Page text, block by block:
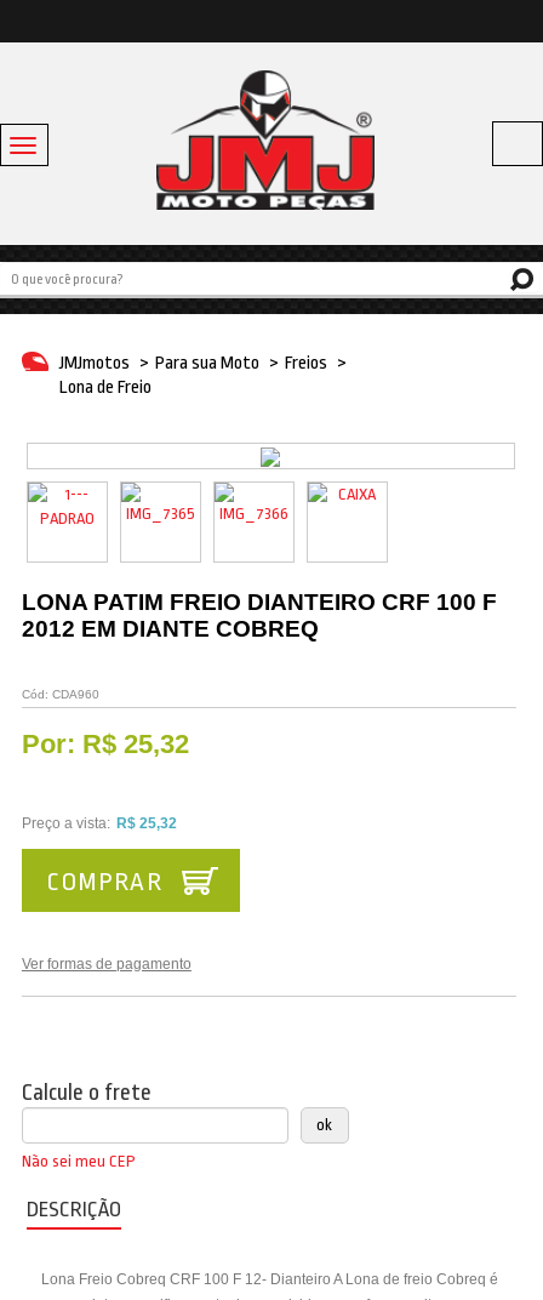
Toggle
navigation
Baús e Bagageiros
Capacetes
Linha Bike
Para sua moto
Pneus e Câmaras
Vestuário
Promoções
JMJmotos > Para sua Moto > Freios >
Lona de Freio
LONA PATIM FREIO DIANTEIRO CRF 100 F
2012 EM DIANTE COBREQ
Cód: CDA960
Por: R$ 25,32
Preço a vista: R$ 25,32
Ver formas de pagamento
COMPRAR
Calcule o frete
Não sei meu CEP
DESCRIÇÃO
Lona Freio Cobreq CRF 100 F 12- Dianteiro A Lona de freio Cobreq é